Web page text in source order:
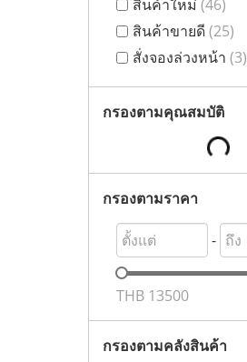
สินค้าใหม่ (46)
สินค้าขายดี(25)
สั่งจองล่วงหน้า (3)
กรองตามคุณสมบัติ
กรองตามราคา
-
THB 13500
กรองตามคลังสินค้า